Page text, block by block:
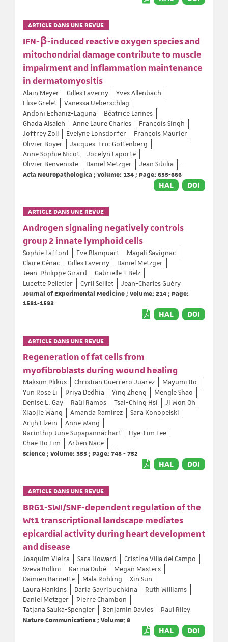
ARTICLE DANS UNE REVUE
IFN-β-induced reactive oxygen species and
mitochondrial damage contribute to muscle
impairment and inflammation maintenance
in dermatomyositis
Alain Meyer Gilles Laverny
Yves Allenbach
Elise Grelet
Vanessa Ueberschlag
Andoni Echaniz-Laguna
Béatrice Lannes
Ghada Alsaleh
Anne Laure Charles
François Singh
Joffrey Zoll
Evelyne Lonsdorfer
François Maurier
Olivier Boyer
Jacques-Eric Gottenberg
Anne Sophie Nicot
Jocelyn Laporte
Olivier Benveniste
Daniel Metzger Jean Sibilia
...
Acta Neuropathologica ; Volume: 134 ; Page: 655-666
HAL DOI
ARTICLE DANS UNE REVUE
Androgen signaling negatively controls
group 2 innate lymphoid cells
Sophie Laffont Eve Blanquart
Magali Savignac
Claire Cénac
Gilles Laverny
Daniel Metzger
Jean-Philippe Girard
Gabrielle T Belz
Lucette Pelletier
Cyril Seillet
Jean-Charles Guéry
Journal of Experimental Medicine ; Volume: 214 ; Page:
1581-1592
HAL DOI
ARTICLE DANS UNE REVUE
Regeneration of fat cells from
myofibroblasts during wound healing
Maksim Plikus Christian Guerrero-Juarez
Mayumi Ito
Yun Rose Li
Priya Dedhia Ying Zheng
Mengle Shao
Denise L. Gay
Raül Ramos Tsai-Ching Hsi
Ji Won Oh
Xiaojie Wang
Amanda Ramirez
Sara Konopelski
Arijh Elzein
Anne Wang
Rarinthip June Supapannachart
Hye-Lim Lee
Chae Ho Lim
Arben Nace
...
Science ; Volume: 355 ; Page: 748 - 752
HAL DOI
ARTICLE DANS UNE REVUE
BRG1-SWI/SNF-dependent regulation of the
Wt1 transcriptional landscape mediates
epicardial activity during heart development
and disease
Joaquim Vieira Sara Howard
Cristina Villa del Campo
Sveva Bollini
Karina Dubé
Megan Masters
Damien Barnette
Mala Rohling
Xin Sun
Laura Hankins
Daria Gavriouchkina
Ruth Williams
Daniel Metzger
Pierre Chambon
Tatjana Sauka-Spengler
Benjamin Davies
Paul Riley
Nature Communications ; Volume: 8
HAL DOI